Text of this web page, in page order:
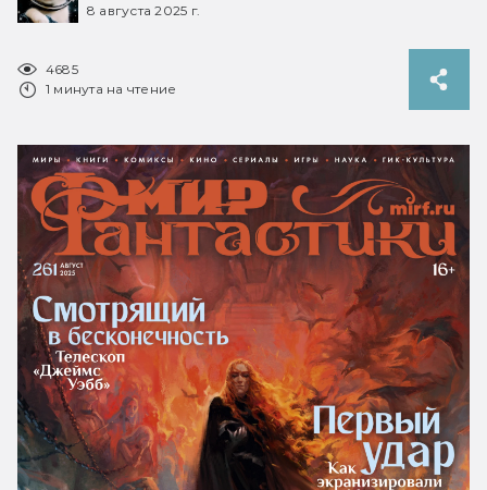
8 августа 2025 г.
4685
1 минута на чтение